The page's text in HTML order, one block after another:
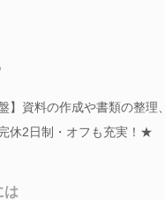
盤】資料の作成や書類の整
休2日制・オフも充実！★
は